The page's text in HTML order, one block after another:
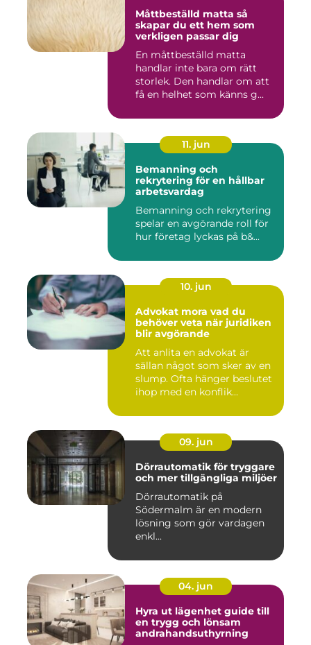
Måttbeställd matta så
skapar du ett hem som
verkligen passar dig
En måttbeställd matta
handlar inte bara om rätt
storlek. Den handlar om att
få en helhet som känns g...
11. jun
Bemanning och
rekrytering för en hållbar
arbetsvardag
Bemanning och rekrytering
spelar en avgörande roll för
hur företag lyckas på b&...
10. jun
Advokat mora vad du
behöver veta när juridiken
blir avgörande
Att anlita en advokat är
sällan något som sker av en
slump. Ofta hänger beslutet
ihop med en konflik...
09. jun
Dörrautomatik för tryggare
och mer tillgängliga miljöer
Dörrautomatik på
Södermalm är en modern
lösning som gör vardagen
enkl...
04. jun
Hyra ut lägenhet guide till
en trygg och lönsam
andrahandsuthyrning